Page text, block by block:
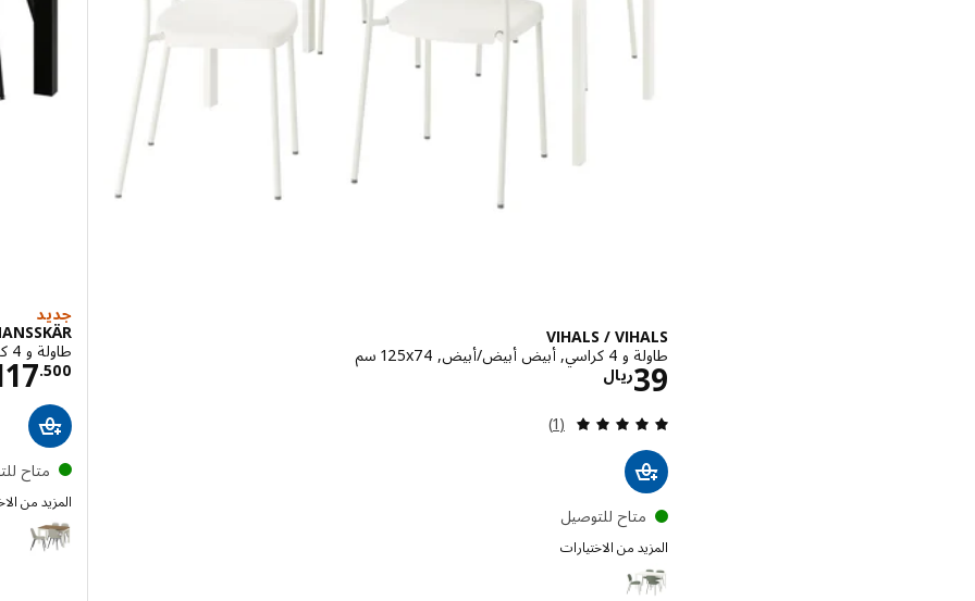
VIHALS / VIHALS
طاولة و 4 كراسي, أبيض أبيض/أبيض, ‎125x74 سم‏
ريال39 الاسعار ريال 39
مراجعة: 5 من أصل 5 نجوم. إجمالي المراجعات:(1)
متاح للتوصيل
المزيد من الاختيارات
VIHALS / VIHALS
جديد
طاولة و 4 كراسي, أسود/بني/Tonerud رمادي أسود, ‎120x80 سم‏
.500
متاح
المزيد من